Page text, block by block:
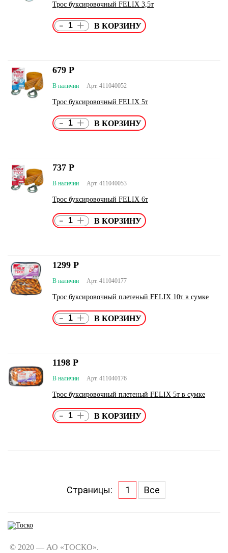
Трос буксировочный FELIX 3,5т
- +
Арт. 411040052
В наличии
Трос буксировочный FELIX 5т
679 Р
- +
Арт. 411040053
В наличии
Трос буксировочный FELIX 6т
737 Р
- +
Арт. 411040177
В наличии
Трос буксировочный плетеный FELIX 10т в сумке
1299 Р
- +
Арт. 411040176
В наличии
Трос буксировочный плетеный FELIX 5т в сумке
1198 Р
- +
Страницы: 1 Все
© 2020 — АО «ТОСКО».